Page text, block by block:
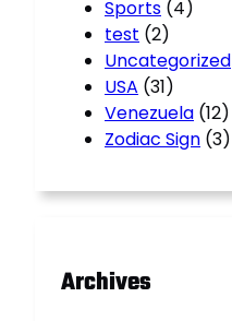
Sports (4)
test (2)
Uncategorized
USA (31)
Venezuela (12)
Zodiac Sign (3)
Archives